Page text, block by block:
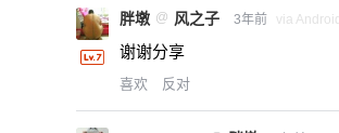
胖墩 @ 风之子 3年前 via Android
谢谢分享
喜欢 反对